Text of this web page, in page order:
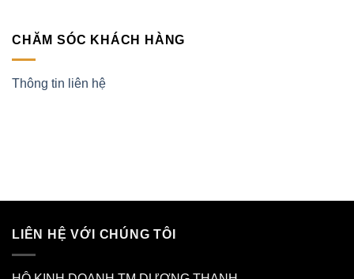
CHĂM SÓC KHÁCH HÀNG
Thông tin liên hệ
LIÊN HỆ VỚI CHÚNG TÔI